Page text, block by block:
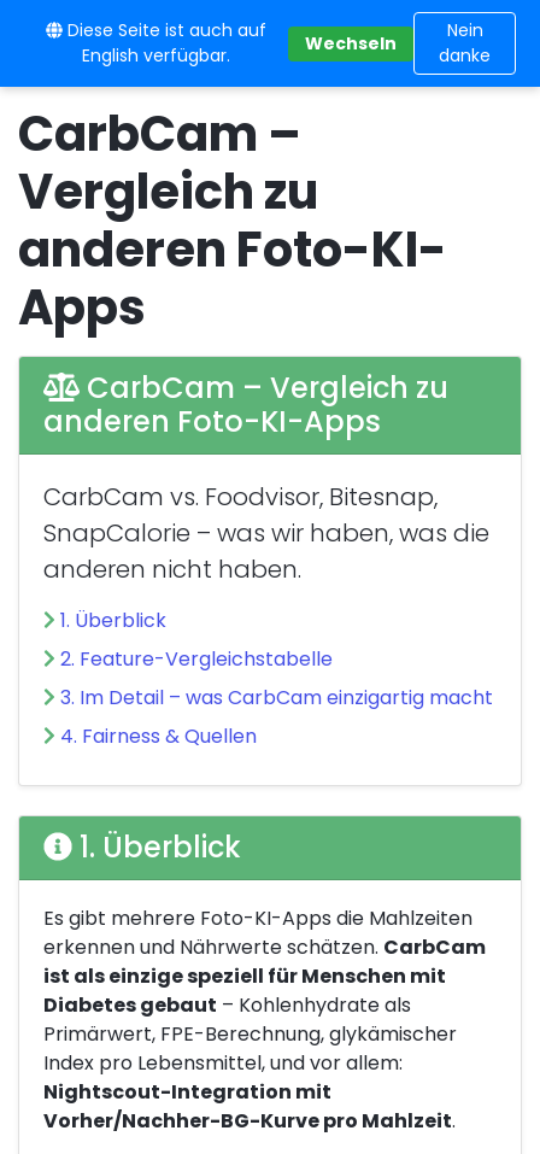
Diese Seite ist auch auf
English verfügbar.
Wechseln
Nein
danke
10BE
CarbCam –
Vergleich zu
anderen Foto-KI-
Apps
CarbCam – Vergleich zu
anderen Foto-KI-Apps
CarbCam vs. Foodvisor, Bitesnap,
SnapCalorie – was wir haben, was die
anderen nicht haben.
1. Überblick
2. Feature-Vergleichstabelle
3. Im Detail – was CarbCam einzigartig macht
4. Fairness & Quellen
1. Überblick
Es gibt mehrere Foto-KI-Apps die Mahlzeiten
erkennen und Nährwerte schätzen. CarbCam
ist als einzige speziell für Menschen mit
Diabetes gebaut – Kohlenhydrate als
Primärwert, FPE-Berechnung, glykämischer
Index pro Lebensmittel, und vor allem:
Nightscout-Integration mit
Vorher/Nachher-BG-Kurve pro Mahlzeit.